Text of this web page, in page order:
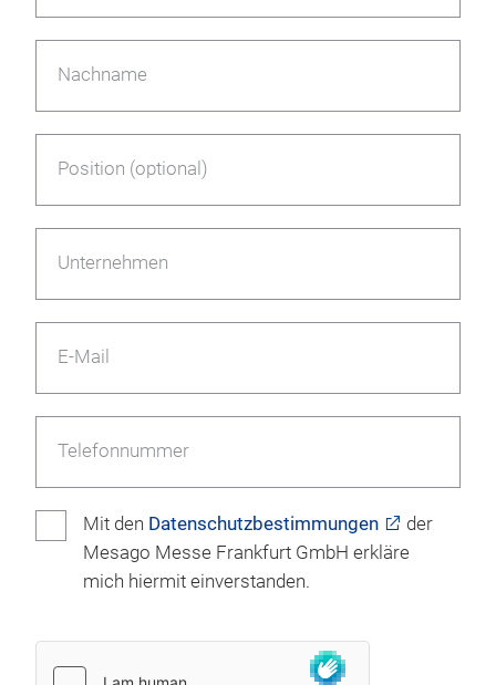
Nachname
Position (optional)
Unternehmen
E-Mail
Telefonnummer
Mit den Datenschutzbestimmungen
der
Mesago Messe Frankfurt GmbH erkläre
mich hiermit einverstanden.